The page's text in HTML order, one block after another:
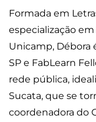
Formada em
especialização
Unicamp, Débora
SP e FabLearn
rede pública,
Sucata, que se
coordenadora do